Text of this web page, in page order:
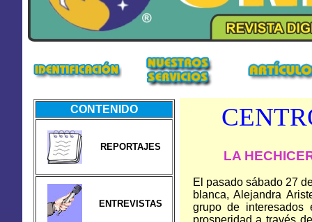
CONTENIDO
REPORTAJES
ENTREVISTAS
LA
El pasado sábado 27
blanca, Alejandra
grupo de
prosperidad a través